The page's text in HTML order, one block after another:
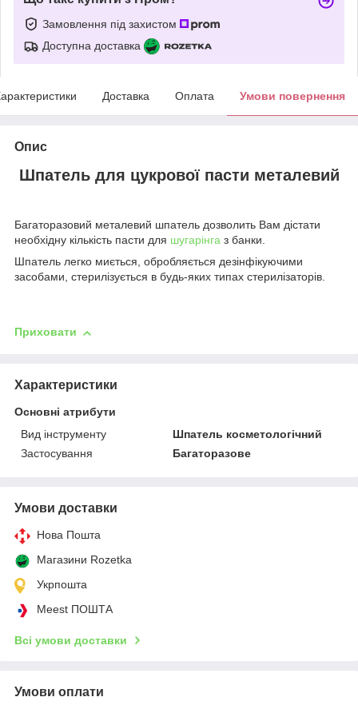
Замовлення під захистом
Доступна доставка
Доставка Оплата Умови повернення
Опис
Шпатель для цукрової пасти металевий
Багаторазовий металевий шпатель дозволить Вам дістати
необхідну кількість пасти для шугарінга з банки.
Шпатель легко миється, обробляється дезінфікуючими
засобами, стерилізується в будь-яких типах стерилізаторів.
Приховати
Характеристики
Основні атрибути
Вид інструменту
Шпатель косметологічний
Застосування
Багаторазове
Умови доставки
Нова Пошта
Магазини Rozetka
Укрпошта
Meest ПОШТА
Всі умови доставки
Умови оплати